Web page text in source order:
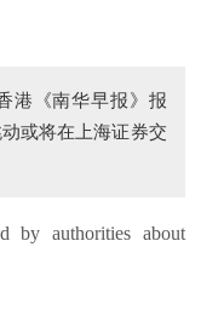
港《南华早报》报
或将在上海证券交
authorities about